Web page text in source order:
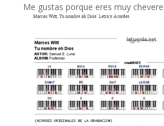
Me gustas porque eres muy